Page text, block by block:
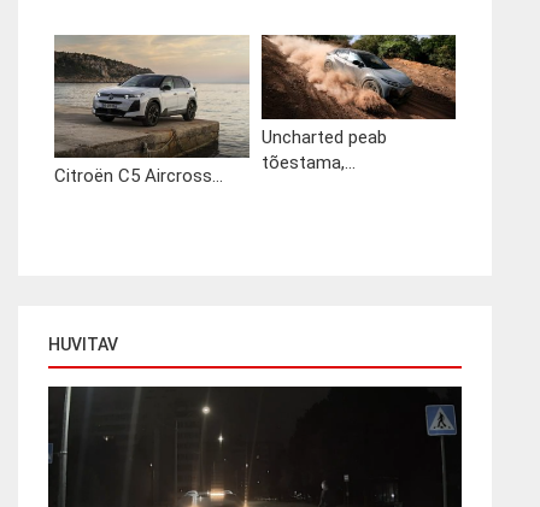
Citroën C5 Aircross...
Uncharted peab
tõestama,...
HUVITAV